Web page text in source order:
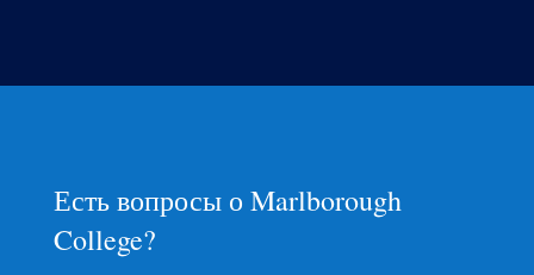
Есть вопросы о Marlborough
College?